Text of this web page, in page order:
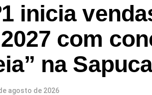
inicia
com
na
agosto de 2026